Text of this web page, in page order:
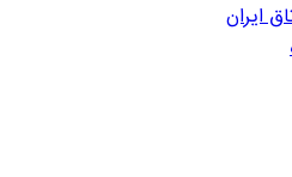
ایران